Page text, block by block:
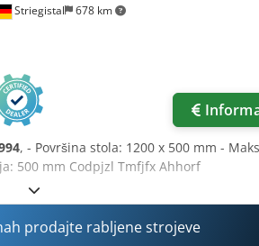
Striegistal 678 km
, - Površina stola: 1200 x 500 mm -
500 mm Codpjzl Tmfjfx Ahhorf
prodajte rabljene strojeve